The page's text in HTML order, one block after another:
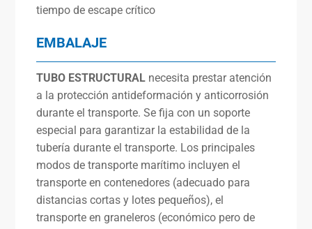
tiempo de escape crítico
EMBALAJE
TUBO ESTRUCTURAL necesita prestar atención
a la protección antideformación y anticorrosión
durante el transporte. Se fija con un soporte
especial para garantizar la estabilidad de la
tubería durante el transporte. Los principales
modos de transporte marítimo incluyen el
transporte en contenedores (adecuado para
distancias cortas y lotes pequeños), el
transporte en graneleros (económico pero de